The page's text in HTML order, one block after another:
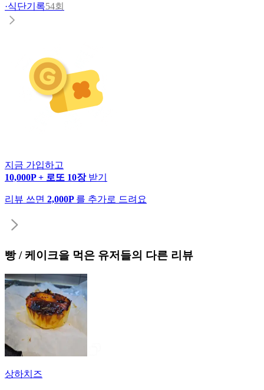
·식단기록54회
지금 가입하고
10,000P + 로또 10장 받기
리뷰 쓰면 2,000P 를 추가로 드려요
빵 / 케이크을 먹은 유저들의 다른 리뷰
상하치즈